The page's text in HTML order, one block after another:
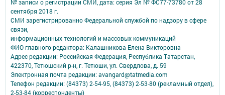
№ записи о регистрации СМИ, дата: серия Эл № ФС77-73780 от 28
сентября 2018 г.
СМИ зарегистрированно Федеральной службой по надзору в сфере
связи,
информационных технологий и массовых коммуникаций
ФИО главного редактора: Калашникова Елена Викторовна
Адрес редакции: Российская Федерация, Республика Татарстан,
422370, Тетюшский р-н, г. Тетюши, ул. Свердлова, д. 59
Электронная почта редакции: avangard@tatmedia.com
Телефон редакции: (84373) 2-54-95, (84373) 2-53-80 (рекламный отдел),
2-53-84 (корреспонденты)